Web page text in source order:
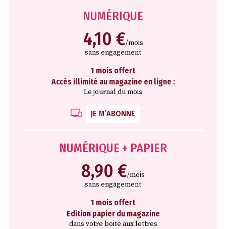
NUMÉRIQUE
4,10 €/mois
sans engagement
1 mois offert
Accès illimité au magazine en ligne :
Le journal du mois
JE M’ABONNE
NUMÉRIQUE + PAPIER
8,90 €/mois
sans engagement
1 mois offert
Edition papier du magazine
dans votre boite aux lettres